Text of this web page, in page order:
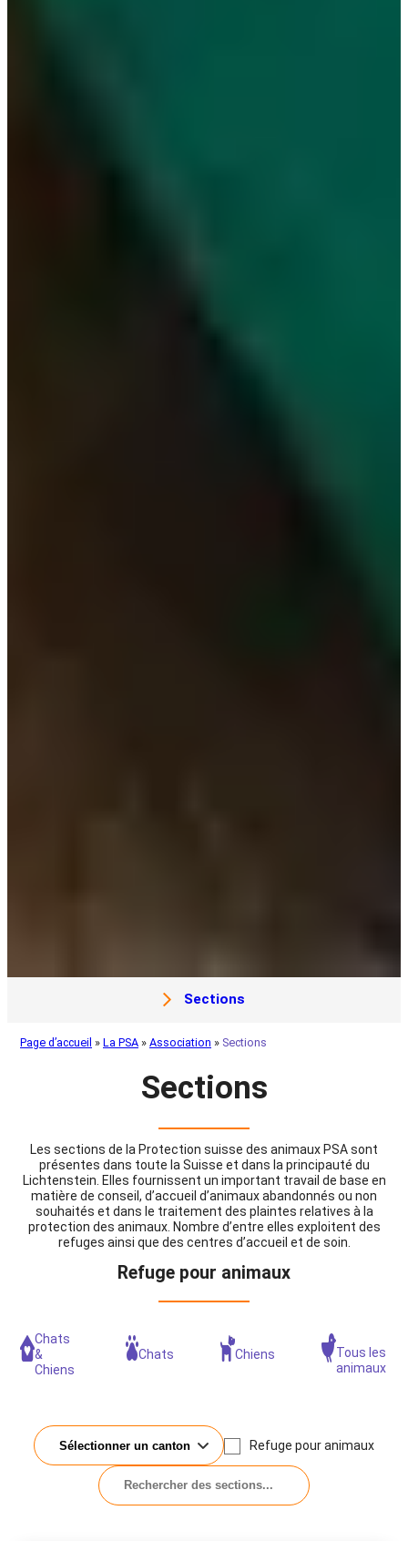
Sections
Page d’accueil » La PSA » Association » Sections
Sections
Les sections de la Protection suisse des animaux PSA sont
présentes dans toute la Suisse et dans la principauté du
Lichtenstein. Elles fournissent un important travail de base en
matière de conseil, d’accueil d’animaux abandonnés ou non
souhaités et dans le traitement des plaintes relatives à la
protection des animaux. Nombre d’entre elles exploitent des
refuges ainsi que des centres d’accueil et de soin.
Refuge pour animaux
Chats
&
Chiens
Chats Chiens
Tous les
animaux
Refuge pour animaux